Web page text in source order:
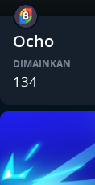
Ocho
DIMAINKAN
134